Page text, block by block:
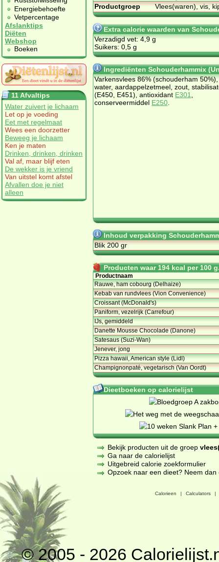
Energiebehoefte
Vetpercentage
Afslanktips
Diëten
Webshop
Boeken
11 Afvaltips
Water zuivert je lichaam
Let op je voeding
Eet met regelmaat
Wees een doorzetter
Beweeg je lichaam
Ken je maten
Drinken, drinken, drinken
Val af, maar blijf eten
De wekker is je vriend
Van uitstel komt afstel
Afvallen doe je niet
alleen
Productgroep
Vlees(waren), vis,
Extra calorie waarden van
Verzadigd vet: 4,9 g
Suikers: 0,5 g
Ingrediënten Schouderhammix
Varkensvlees 86% (schouderham 50%),
water, aardappelzetmeel, zout,
(E450, E451), antioxidant E301
conserveermiddel E250
Inhoud verpakking
Blik 200 gr
Producten waar 194 kcal per 100
Productnaam
Rauwe, ham cobourg (Delhaize)
Kebab van rundvlees (Vion Convenience)
Croissant (McDonald's)
Paniform, vezelrijk (Carrefour)
IJs, gemiddeld
Danette Mousse Chocolade (Danone)
Satesaus (Suzi-Wan)
Jenever, jong
Pizza hawaii, American style (Lidl)
Champignonpaté, vegetarisch (Van Oordt)
Dieetboeken op calorielijst
Bekijk producten uit de groep
Ga naar de calorielijst
Uitgebreid calorie zoekformulier
Opzoek naar een dieet? Neem
Calorieen | Calculators |
© 2005 - 2026